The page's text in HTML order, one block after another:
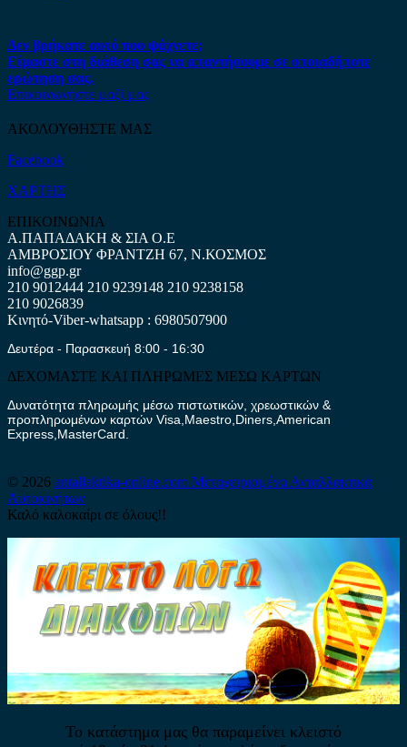
Δεν βρήκατε αυτό που ψάχνετε;
Είμαστε στη διάθεση σας να απαντήσουμε σε οποιαδήποτε
ερώτηση σας.
Επικοινωνήστε μαζί μας
ΑΚΟΛΟΥΘΗΣΤΕ ΜΑΣ
Facebook
ΧΑΡΤΗΣ
ΕΠΙΚΟΙΝΩΝΙΑ
Α.ΠΑΠΑΔΑΚΗ & ΣΙΑ Ο.Ε
ΑΜΒΡΟΣΙΟΥ ΦΡΑΝΤΖΗ 67, Ν.ΚΟΣΜΟΣ
info@ggp.gr
210 9012444 210 9239148 210 9238158
210 9026839
Κινητό-Viber-whatsapp : 6980507900
Δευτέρα - Παρασκευή 8:00 - 16:30
ΔΕΧΟΜΑΣΤΕ ΚΑΙ ΠΛΗΡΩΜΕΣ ΜΕΣΩ ΚΑΡΤΩΝ
Δυνατότητα πληρωμής μέσω πιστωτικών, χρεωστικών &
προπληρωμένων καρτών Visa,Maestro,Diners,American
Express,MasterCard.
© 2026 antallaktika-online.com Μεταχειρισμένα Ανταλλακτικά
Αυτοκινήτων
Καλό καλοκαίρι σε όλους!!
Το κατάστημα μας θα παραμείνει κλειστό